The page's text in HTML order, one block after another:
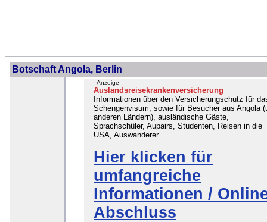
Botschaft Angola, Berlin
- Anzeige -
Auslandsreisekrankenversicherung
Informationen über den Versicherungschutz für
Schengenvisum, sowie für Besucher aus Angola
anderen Ländern), ausländische Gäste,
Sprachschüler, Aupairs, Studenten, Reisen in die
USA, Auswanderer...
Hier klicken für
umfangreiche
Informationen /
Abschluss